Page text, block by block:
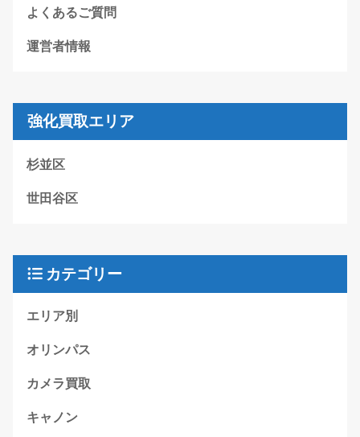
よくあるご質問
運営者情報
強化買取エリア
杉並区
世田谷区
カテゴリー
エリア別
オリンパス
カメラ買取
キャノン